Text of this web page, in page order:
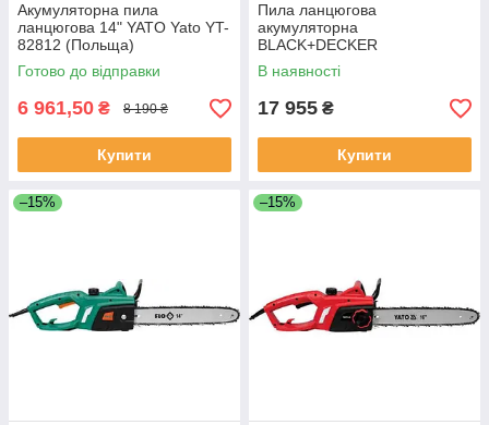
Акумуляторна пила
ланцюгова 14" YATO Yato YT-
82812 (Польща)
Готово до відправки
6 961,50 ₴ 8 190 ₴
Купити
Пила ланцюгова
акумуляторна
BLACK+DECKER
GKC3630L25-QW (Китай)
В наявності
17 955 ₴
Купити
–15% –15%